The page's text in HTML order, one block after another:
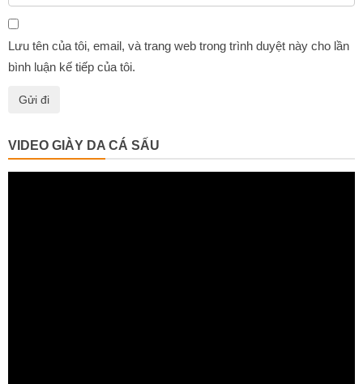
Lưu tên của tôi, email, và trang web trong trình duyệt này cho lần
bình luận kế tiếp của tôi.
VIDEO GIÀY DA CÁ SẤU